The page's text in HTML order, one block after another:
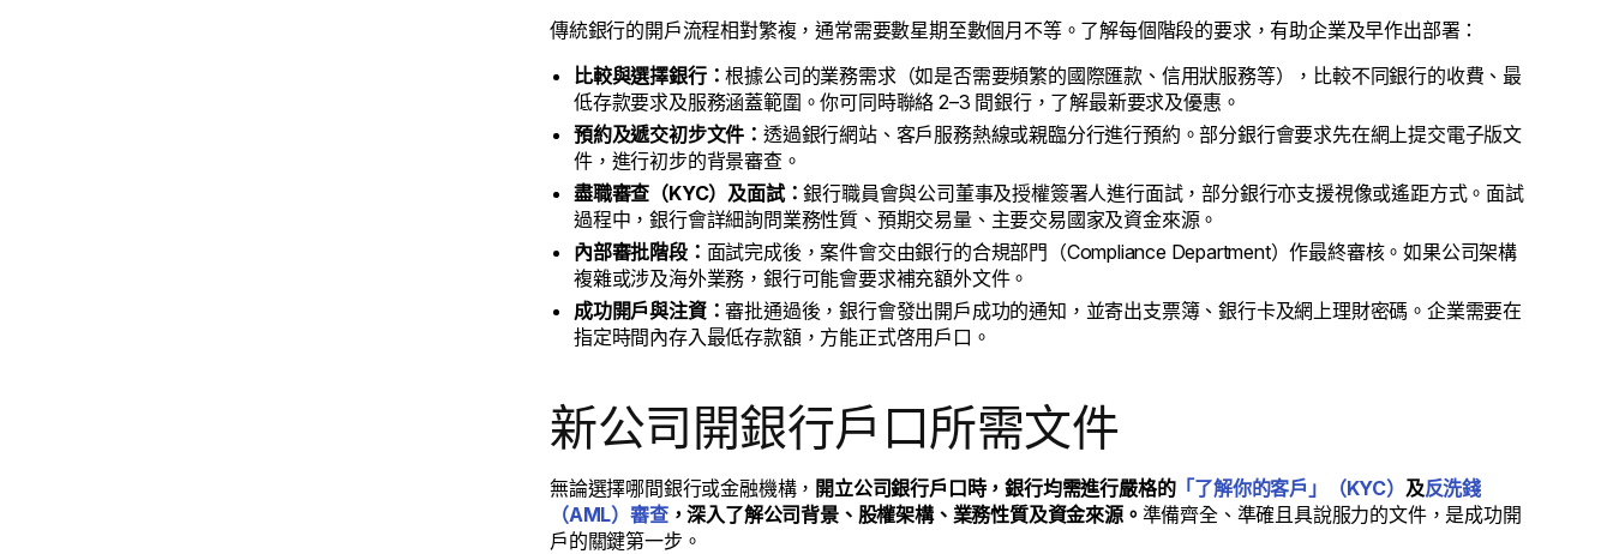
傳統銀行的開戶流程相對繁複，通常需要數星期至數個月不等。了解每個階段的要求，有助企業及早作出部署：
比較與選擇銀行：根據公司的業務需求（如是否需要頻繁的國際匯款、信用狀服務等），比較不同銀行的收費、最
低存款要求及服務涵蓋範圍。你可同時聯絡 2–3 間銀行，了解最新要求及優惠。
預約及遞交初步文件： 透過銀行網站、客戶服務熱線或親臨分行進行預約。部分銀行會要求先在網上提交電子版文
件，進行初步的背景審查。
盡職審查（KYC）及面試：銀行職員會與公司董事及授權簽署人進行面試，部分銀行亦支援視像或遙距方式。面試
過程中，銀行會詳細詢問業務性質、預期交易量、主要交易國家及資金來源。
內部審批階段： 面試完成後，案件會交由銀行的合規部門（Compliance Department）作最終審核。如果公司架構
複雜或涉及海外業務，銀行可能會要求補充額外文件。
成功開戶與注資：審批通過後，銀行會發出開戶成功的通知，並寄出支票簿、銀行卡及網上理財密碼。企業需要在
指定時間內存入最低存款額，方能正式啓用戶口。
新公司開銀行戶口所需文件
無論選擇哪間銀行或金融機構， 開立公司銀行戶口時，銀行均需進行嚴格的「了解你的客戶」（KYC） 及反洗錢
（AML）審查，深入了解公司背景、股權架構、業務性質及資金來源。 準備齊全、準確且具說服力的文件，是成功開
戶的關鍵第一步。